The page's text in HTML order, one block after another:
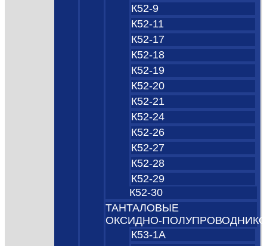
К52-9
К52-11
К52-17
К52-18
К52-19
К52-20
К52-21
К52-24
К52-26
К52-27
К52-28
К52-29
К52-30
ТАНТАЛОВЫЕ
К53-1А